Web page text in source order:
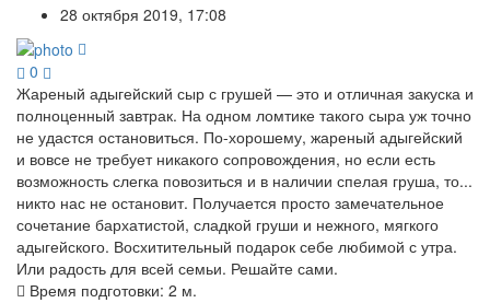
28 октября 2019, 17:08
0
Жареный адыгейский сыр с грушей — это и отличная закуска и
полноценный завтрак. На одном ломтике такого сыра уж точно
не удастся остановиться. По-хорошему, жареный адыгейский
и вовсе не требует никакого сопровождения, но если есть
возможность слегка повозиться и в наличии спелая груша, то...
никто нас не остановит. Получается просто замечательное
сочетание бархатистой, сладкой груши и нежного, мягкого
адыгейского. Восхитительный подарок себе любимой с утра.
Или радость для всей семьи. Решайте сами.
Время подготовки: 2 м.